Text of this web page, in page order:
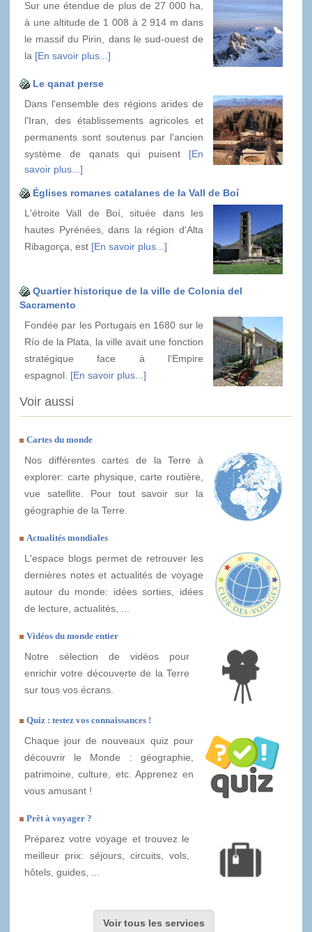
Sur une étendue de plus de 27 000 ha,
à une altitude de 1 008 à 2 914 m dans
le massif du Pirin, dans le sud-ouest de
la [En savoir plus...]
Le qanat perse
Dans l'ensemble des régions arides de
l'Iran, des établissements agricoles et
permanents sont soutenus par l'ancien
système de qanats qui puisent [En
savoir plus...]
Églises romanes catalanes de la Vall de Boí
L'étroite Vall de Boí, située dans les
hautes Pyrénées, dans la région d'Alta
Ribagorça, est [En savoir plus...]
Quartier historique de la ville de Colonia del
Sacramento
Fondée par les Portugais en 1680 sur le
Río de la Plata, la ville avait une fonction
stratégique face à l'Empire
espagnol. [En savoir plus...]
Voir aussi
Cartes du monde
Nos différentes cartes de la Terre à
explorer: carte physique, carte routière,
vue satellite. Pour tout savoir sur la
géographie de la Terre.
Actualités mondiales
L'espace blogs permet de retrouver les
dernières notes et actualités de voyage
autour du monde: idées sorties, idées
de lecture, actualités, ...
Vidéos du monde entier
Notre sélection de vidéos pour
enrichir votre découverte de la Terre
sur tous vos écrans.
Quiz : testez vos connaissances !
Chaque jour de nouveaux quiz pour
découvrir le Monde : géographie,
patrimoine, culture, etc. Apprenez en
vous amusant !
Prêt à voyager ?
Préparez votre voyage et trouvez le
meilleur prix: séjours, circuits, vols,
hôtels, guides, ...
Voir tous les services